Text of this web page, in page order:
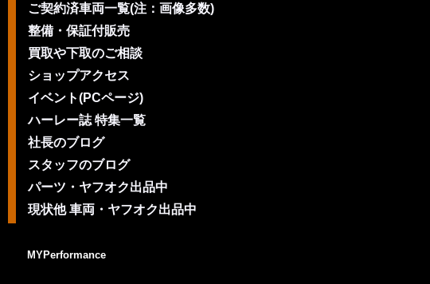
ご契約済車両一覧(注：画像多数)
整備・保証付販売
買取や下取のご相談
ショップアクセス
イベント(PCページ)
ハーレー誌 特集一覧
社長のブログ
スタッフのブログ
パーツ・ヤフオク出品中
現状他 車両・ヤフオク出品中
MYPerformance